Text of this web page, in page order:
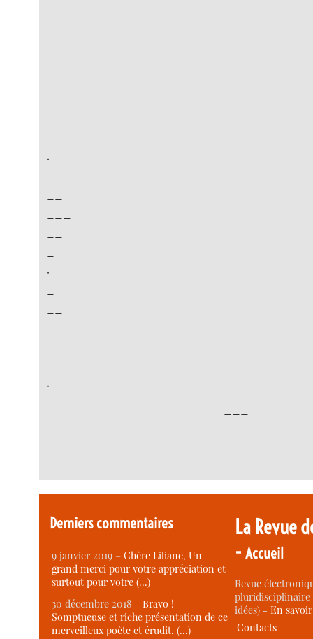
.
.
.
Derniers commentaires
9 janvier 2019 –Chère Liliane, Un
grand merci pour votre appréciation et
surtout pour votre (…)
30 décembre 2018 –Bravo !
Somptueuse et riche présentation de ce
merveilleux poète et érudit. (…)
La Revue
-Accueil
Revue
idées) -En
Contacts